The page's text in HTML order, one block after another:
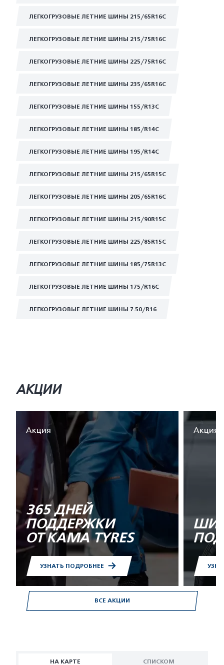
ЛЕГКОГРУЗОВЫЕ ЛЕТНИЕ ШИНЫ 215/65R16C
ЛЕГКОГРУЗОВЫЕ ЛЕТНИЕ ШИНЫ 215/75R16C
ЛЕГКОГРУЗОВЫЕ ЛЕТНИЕ ШИНЫ 225/75R16C
ЛЕГКОГРУЗОВЫЕ ЛЕТНИЕ ШИНЫ 235/65R16C
ЛЕГКОГРУЗОВЫЕ ЛЕТНИЕ ШИНЫ 155/R13C
ЛЕГКОГРУЗОВЫЕ ЛЕТНИЕ ШИНЫ 185/R14C
ЛЕГКОГРУЗОВЫЕ ЛЕТНИЕ ШИНЫ 195/R14C
ЛЕГКОГРУЗОВЫЕ ЛЕТНИЕ ШИНЫ 215/65R15C
ЛЕГКОГРУЗОВЫЕ ЛЕТНИЕ ШИНЫ 205/65R16C
ЛЕГКОГРУЗОВЫЕ ЛЕТНИЕ ШИНЫ 215/90R15C
ЛЕГКОГРУЗОВЫЕ ЛЕТНИЕ ШИНЫ 225/85R15C
ЛЕГКОГРУЗОВЫЕ ЛЕТНИЕ ШИНЫ 185/75R13C
ЛЕГКОГРУЗОВЫЕ ЛЕТНИЕ ШИНЫ 175/R16C
ЛЕГКОГРУЗОВЫЕ ЛЕТНИЕ ШИНЫ 7.50/R16
ВСЕ АКЦИИ
АКЦИИ
Акция
365 ДНЕЙ
ПОДДЕРЖКИ
ОТ KAMA TYRES
УЗНАТЬ ПОДРОБНЕЕ
Акция
НА КАРТЕ СПИСКОМ